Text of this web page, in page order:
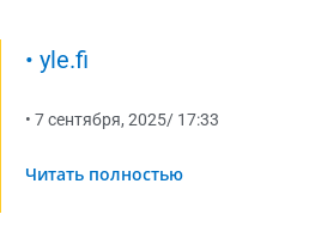
• yle.fi
• 7 сентября, 2025/ 17:33
Читать полностью